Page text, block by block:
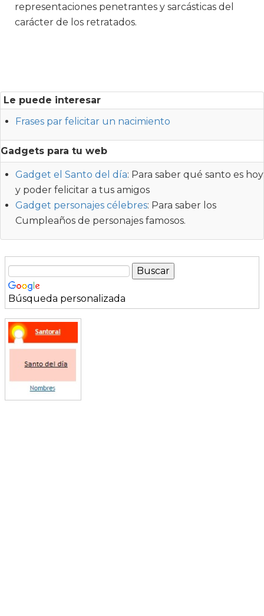
representaciones penetrantes y sarcásticas del
carácter de los retratados.
Le puede interesar
Frases par felicitar un nacimiento
Gadgets para tu web
Gadget el Santo del día: Para saber qué santo es hoy
y poder felicitar a tus amigos
Gadget personajes célebres: Para saber los
Cumpleaños de personajes famosos.
Búsqueda personalizada